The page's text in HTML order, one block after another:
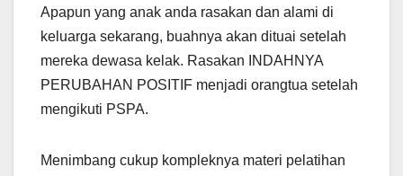
Apapun yang anak anda rasakan dan alami di
keluarga sekarang, buahnya akan dituai setelah
mereka dewasa kelak. Rasakan INDAHNYA
PERUBAHAN POSITIF menjadi orangtua setelah
mengikuti PSPA.
Menimbang cukup kompleknya materi pelatihan